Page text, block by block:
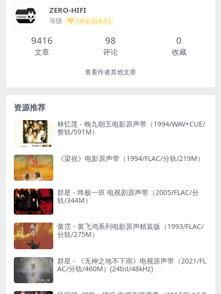
ZERO-HIFI
等级 VIP会员[永久]
9416
文章
98
评论
0
收藏
查看作者其他文章
资源推荐
林忆莲 - 晚九朝五电影原声带（1994/WAV+CUE/
整轨/591M）
《梁祝》电影原声带（1994/FLAC/分轨/219M）
群星 - 终极一班 电视剧原声带（2005/FLAC/分
轨/344M）
黄霑 - 黄飞鸿系列电影原声精装版（1993/FLAC/
分轨/275M）
群星 - 《无神之地不下雨》电视原声带（2021/FL
AC/分轨/460M）(24bit/48kHz)